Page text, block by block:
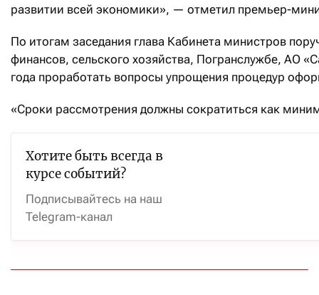
развитии всей экономики», — отметил премьер-
По итогам заседания глава Кабинета министров
финансов, сельского хозяйства, Погранслужбе, АО
года проработать вопросы упрощения процедур
«Сроки рассмотрения должны сократиться как
Хотите быть всегда в
курсе событий?
Подписывайтесь на наш
Telegram-канал